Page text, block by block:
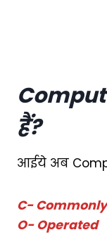
हैं?
आईये अब
C- Commonly
O- Operated